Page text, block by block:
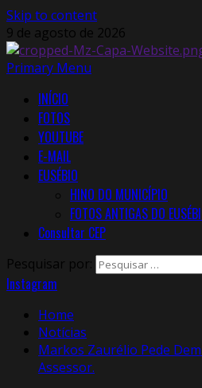
Skip to content
9 de agosto de 2026
Primary Menu
INÍCIO
FOTOS
YOUTUBE
E-MAIL
EUSÉBIO
HINO DO MUNICÍPIO
FOTOS ANTIGAS DO
Consultar CEP
Pesquisar por:
Instagram
Home
Notícias
Markos Zaurélio Pede
Assessor.